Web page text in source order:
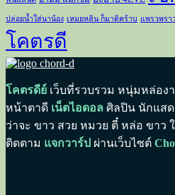
ปล่อยน้ำใส่นาน้อง เหมยหลิน ก็มาดิคร้าบ แพรวพรา
โคตรดี
โคตรดีย์ เว็บที่รวบรวม หนุ่มหล่อง
หน้าตาดี เน็ตไอดอล ศิลปิน นักแสด
ว่าจะ ขาว สวย หมวย ตี๋ หล่อ ขาว
ติดตาม แจกวาร์ป ผ่านเว็บไซต์